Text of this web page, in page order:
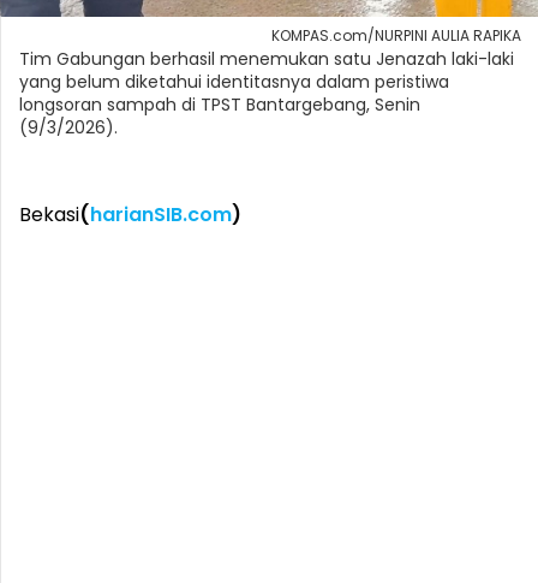
KOMPAS.com/NURPINI AULIA RAPIKA
Tim Gabungan berhasil menemukan satu Jenazah laki-laki
yang belum diketahui identitasnya dalam peristiwa
longsoran sampah di TPST Bantargebang, Senin
(9/3/2026).
Bekasi(harianSIB.com)